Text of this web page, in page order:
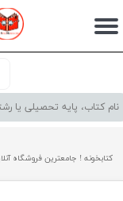
حساب کاربری من
سفارشات
کتابخونه ! جامعترین فروشگاه